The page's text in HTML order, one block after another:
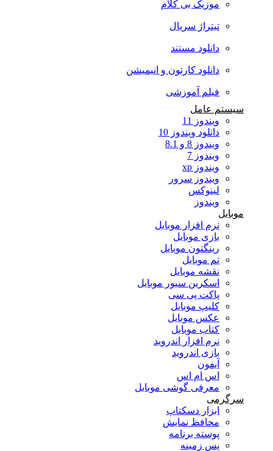
موزیک بی کلام
تیتراژ سریال
دانلود مستند
دانلود کارتون و انیمیشن
فیلم آموزشی
سیستم عامل
ویندوز 11
دانلود ویندوز 10
ویندوز 8 و 8.1
ویندوز 7
ویندوز xp
ویندوز سرور
لینوکس
ویندوز
موبایل
نرم افزار موبایل
بازی موبایل
رینگتون موبایل
تم موبایل
نقشه موبایل
اسکرین سیور موبایل
پاکت پی سی
کلیپ موبایل
عکس موبایل
کتاب موبایل
نرم افزار اندروید
بازی اندروید
آیفون
اس ام اس
معرفی گوشی موبایل
سرگرمی
ابزار دسکتاپ
محافظ نمایش
پوسته برنامه
پس زمینه